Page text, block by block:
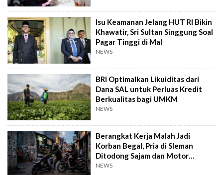
Isu Keamanan Jelang HUT RI Bikin
Khawatir, Sri Sultan Singgung Soal
Pagar Tinggi di Mal
NEWS
BRI Optimalkan Likuiditas dari
Dana SAL untuk Perluas Kredit
Berkualitas bagi UMKM
NEWS
Berangkat Kerja Malah Jadi
Korban Begal, Pria di Sleman
Ditodong Sajam dan Motor
Digasak
NEWS